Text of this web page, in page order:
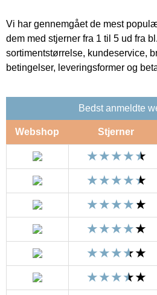
Vi har gennemgået de mest
dem med stjerner fra 1 til 5 ud fra
sortimentstørrelse, kundeservice,
betingelser, leveringsformer og
Bedst anmeldte
Webshop Stjerner